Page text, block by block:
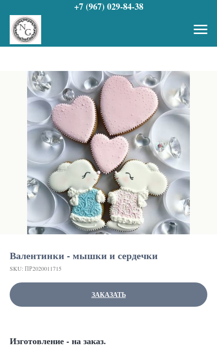
+7 (967) 029-84-38
Валентинки - мышки и сердечки
SKU: ПР2020011715
ЗАКАЗАТЬ
Изготовление - на заказ.